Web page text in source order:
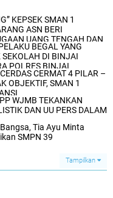
KEPSEK SMAN 1
ASN BERI
UANG TENGAH DAN
BEGAL YANG
SEKOLAH DI BINJAI
POLRES BINJAI
CERMAT 4 PILAR –
OBJEKTIF, SMAN 1
WJMB TEKANKAN
DAN UU PERS DALAM
Tia Ayu Minta
SMPN 39
Tampilkan